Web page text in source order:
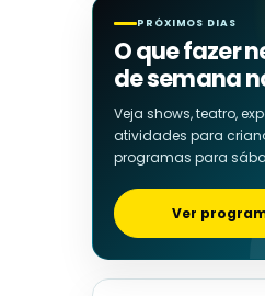
PRÓXIMOS DIAS
O que fazer
de semana
Veja shows, teatro,
atividades para
programas para
Ver